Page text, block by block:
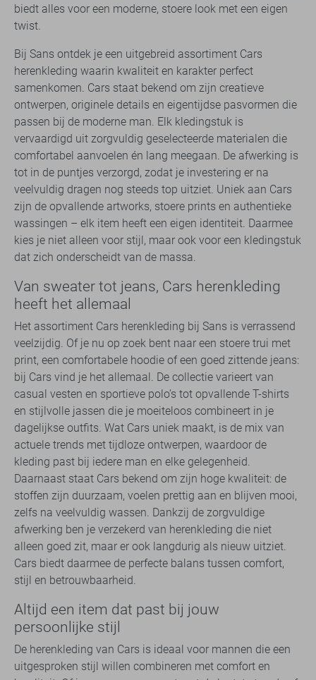
biedt alles voor een moderne, stoere look met een eigen
twist.
Bij Sans ontdek je een uitgebreid assortiment Cars
herenkleding waarin kwaliteit en karakter perfect
samenkomen. Cars staat bekend om zijn creatieve
ontwerpen, originele details en eigentijdse pasvormen die
passen bij de moderne man. Elk kledingstuk is
vervaardigd uit zorgvuldig geselecteerde materialen die
comfortabel aanvoelen én lang meegaan. De afwerking is
tot in de puntjes verzorgd, zodat je investering er na
veelvuldig dragen nog steeds top uitziet. Uniek aan Cars
zijn de opvallende artworks, stoere prints en authentieke
wassingen – elk item heeft een eigen identiteit. Daarmee
kies je niet alleen voor stijl, maar ook voor een kledingstuk
dat zich onderscheidt van de massa.
Van sweater tot jeans, Cars herenkleding
heeft het allemaal
Het assortiment Cars herenkleding bij Sans is verrassend
veelzijdig. Of je nu op zoek bent naar een stoere trui met
print, een comfortabele hoodie of een goed zittende jeans:
bij Cars vind je het allemaal. De collectie varieert van
casual vesten en sportieve polo’s tot opvallende T-shirts
en stijlvolle jassen die je moeiteloos combineert in je
dagelijkse outfits. Wat Cars uniek maakt, is de mix van
actuele trends met tijdloze ontwerpen, waardoor de
kleding past bij iedere man en elke gelegenheid.
Daarnaast staat Cars bekend om zijn hoge kwaliteit: de
stoffen zijn duurzaam, voelen prettig aan en blijven mooi,
zelfs na veelvuldig wassen. Dankzij de zorgvuldige
afwerking ben je verzekerd van herenkleding die niet
alleen goed zit, maar er ook langdurig als nieuw uitziet.
Cars biedt daarmee de perfecte balans tussen comfort,
stijl en betrouwbaarheid.
Altijd een item dat past bij jouw
persoonlijke stijl
De herenkleding van Cars is ideaal voor mannen die een
uitgesproken stijl willen combineren met comfort en